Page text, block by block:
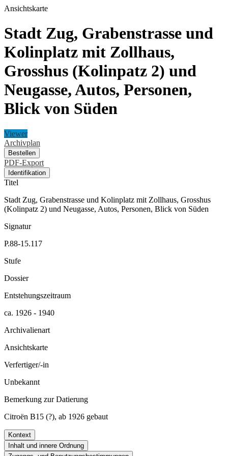
Ansichtskarte
Stadt Zug, Grabenstrasse und
Kolinplatz mit Zollhaus,
Grosshus (Kolinpatz 2) und
Neugasse, Autos, Personen,
Blick von Süden
Viewer
Archivplan
Bestellen
PDF-Export
Identifikation
Titel
Stadt Zug, Grabenstrasse und Kolinplatz mit Zollhaus, Grosshus
(Kolinpatz 2) und Neugasse, Autos, Personen, Blick von Süden
Signatur
P.88-15.117
Stufe
Dossier
Entstehungszeitraum
ca. 1926 - 1940
Archivalienart
Ansichtskarte
Verfertiger/-in
Unbekannt
Bemerkung zur Datierung
Citroën B15 (?), ab 1926 gebaut
Kontext
Inhalt und innere Ordnung